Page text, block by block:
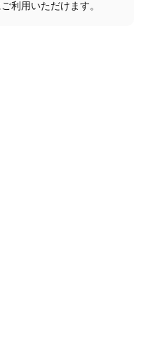
利用いただけます。